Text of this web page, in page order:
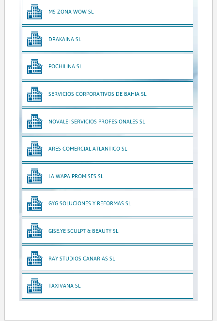
MS ZONA WOW SL
DRAKAINA SL
POCHILINA SL
SERVICIOS CORPORATIVOS DE BAHIA SL
NOVALEI SERVICIOS PROFESIONALES SL
ARES COMERCIAL ATLANTICO SL
LA WAPA PROMISES SL
GYG SOLUCIONES Y REFORMAS SL
GISE.YE SCULPT & BEAUTY SL
RAY STUDIOS CANARIAS SL
TAXIVANA SL